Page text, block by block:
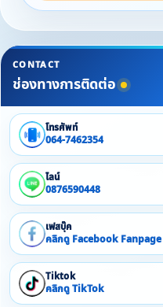
CONTACT
ช่องทางการติดต่อ
โทรศัพท์
064-7462354
ไลน์
0876590448
เฟสบุ๊ค
คลิกดู Facebook Fanpage
Tiktok
คลิกดู TikTok